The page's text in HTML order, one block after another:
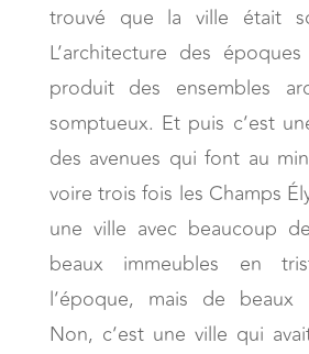
trouvé que la ville était
L’architecture des
produit des ensembles
somptueux. Et puis c’est
des avenues qui font au
voire trois fois les Champs
une ville avec beaucoup
beaux immeubles en
l’époque, mais de beaux
Non, c’est une ville qui